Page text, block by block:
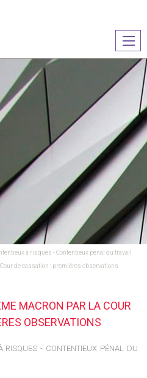
le
à risques - Contentieux pénal du travail
de cassation : premières observations
MACRON PAR LA COUR
OBSERVATIONS
RISQUES - CONTENTIEUX PÉNAL DU